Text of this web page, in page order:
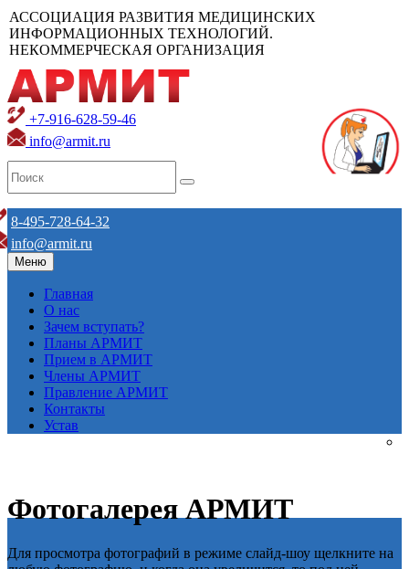
АССОЦИАЦИЯ РАЗВИТИЯ МЕДИЦИНСКИХ
ИНФОРМАЦИОННЫХ ТЕХНОЛОГИЙ.
НЕКОММЕРЧЕСКАЯ ОРГАНИЗАЦИЯ
+7-916-628-59-46
info@armit.ru
8-495-728-64-32
info@armit.ru
Меню
Главная
О нас
Зачем вступать?
Планы АРМИТ
Прием в АРМИТ
Члены АРМИТ
Правление АРМИТ
Контакты
Устав
Фотогалерея АРМИТ
Для просмотра фотографий в режиме слайд-шоу щелкните на